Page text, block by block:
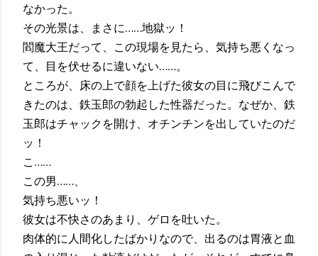
なかった。
その光景は、まさに……地獄ッ！
閻魔大王だって、この現場を見たら、気持ち悪くなっ
て、目を伏せるに違いない……。
ところが、床の上で顔を上げた彼女の目に飛びこんで
きたのは、鉄玉郎の勃起した性器だった。なぜか、鉄
玉郎はチャックを開け、オチンチンを出していたのだ
ッ！
こ……
この男……、
気持ち悪いッ！
彼女は不快さのあまり、ゲロを吐いた。
肉体的に人間化したばかりなので、出るのは胃液と血